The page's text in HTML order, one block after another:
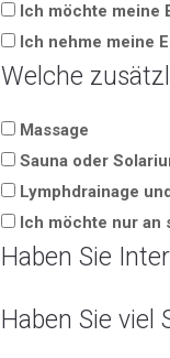
Ich möchte meine
Ich nehme meine
Welche
Massage
Sauna oder
Lymphdrainage
Ich möchte nur an
Haben Sie
Haben Sie viel